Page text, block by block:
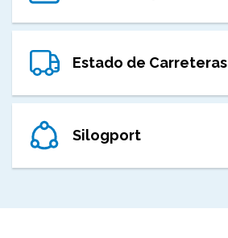
Estado de Carreteras
Silogport